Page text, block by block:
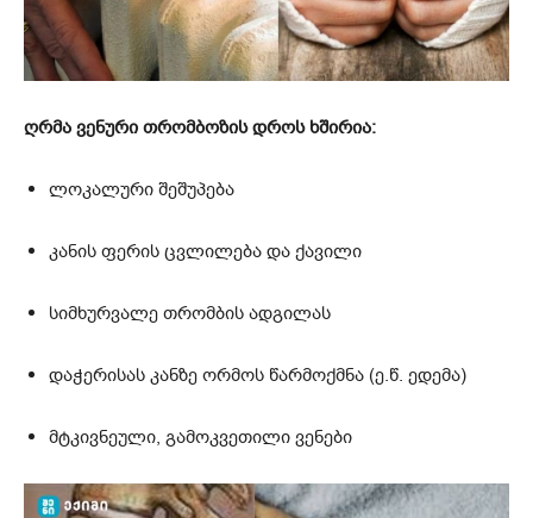
ღრმა ვენური თრომბოზის დროს ხშირია:
ლოკალური შეშუპება
კანის ფერის ცვლილება და ქავილი
სიმხურვალე თრომბის ადგილას
დაჭერისას კანზე ორმოს წარმოქმნა (ე.წ. ედემა)
მტკივნეული, გამოკვეთილი ვენები